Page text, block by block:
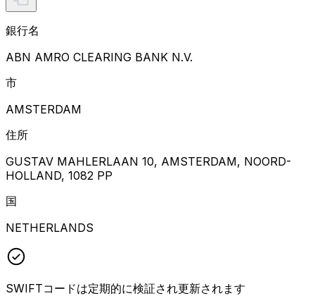
銀行名
ABN AMRO CLEARING BANK N.V.
市
AMSTERDAM
住所
GUSTAV MAHLERLAAN 10, AMSTERDAM, NOORD-
HOLLAND, 1082 PP
国
NETHERLANDS
SWIFTコードは定期的に検証され更新されます